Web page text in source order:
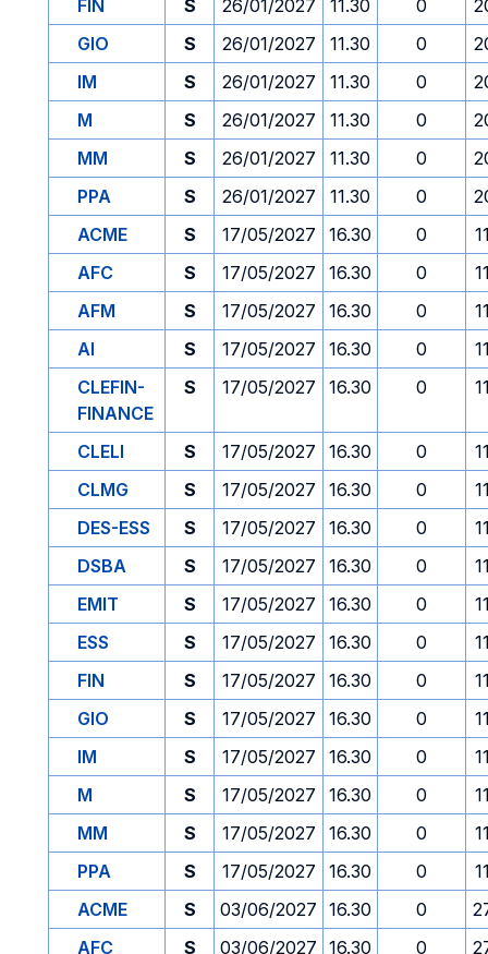
FIN S 26/01/2027 11.30 0
GIO
S 26/01/2027 11.30 0
IM
S 26/01/2027 11.30 0
M
S 26/01/2027 11.30 0
MM
S 26/01/2027 11.30 0
PPA
S 26/01/2027 11.30 0
ACME
S 17/05/2027 16.30 0
AFC
S 17/05/2027 16.30 0
AFM
S 17/05/2027 16.30 0
AI
S 17/05/2027 16.30 0
CLEFIN-
FINANCE
S 17/05/2027 16.30 0
CLELI S 17/05/2027 16.30 0
CLMG
S 17/05/2027 16.30 0
DES-ESS
S 17/05/2027 16.30 0
DSBA
S 17/05/2027 16.30 0
EMIT
S 17/05/2027 16.30 0
ESS
S 17/05/2027 16.30 0
FIN
S 17/05/2027 16.30 0
GIO
S 17/05/2027 16.30 0
IM
S 17/05/2027 16.30 0
M
S 17/05/2027 16.30 0
MM
S 17/05/2027 16.30 0
PPA
S 17/05/2027 16.30 0
ACME
S 03/06/2027 16.30 0
AFC
S 03/06/2027 16.30 0